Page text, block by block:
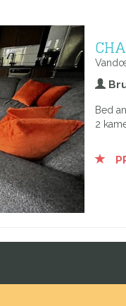
Bed
2